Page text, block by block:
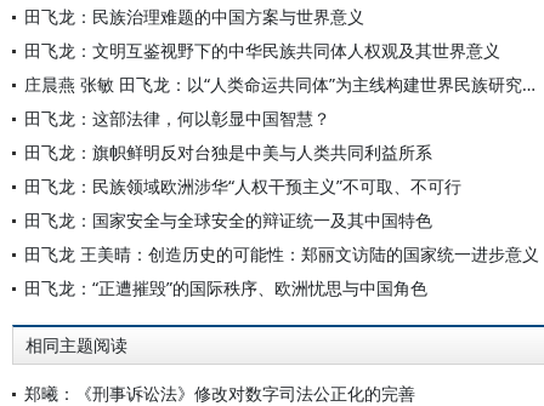
田飞龙：民族治理难题的中国方案与世界意义
田飞龙：文明互鉴视野下的中华民族共同体人权观及其世界意义
庄晨燕 张敏 田飞龙：以“人类命运共同体”为主线构建世界民族研究自主知识体系
田飞龙：这部法律，何以彰显中国智慧？
田飞龙：旗帜鲜明反对台独是中美与人类共同利益所系
田飞龙：民族领域欧洲涉华“人权干预主义”不可取、不可行
田飞龙：国家安全与全球安全的辩证统一及其中国特色
田飞龙 王美晴：创造历史的可能性：郑丽文访陆的国家统一进步意义
田飞龙：“正遭摧毁”的国际秩序、欧洲忧思与中国角色
相同主题阅读
郑曦：《刑事诉讼法》修改对数字司法公正化的完善